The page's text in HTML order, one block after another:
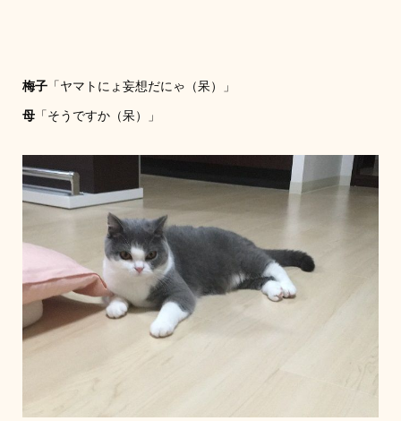
梅子「ヤマトにょ妄想だにゃ（呆）」
母「そうですか（呆）」